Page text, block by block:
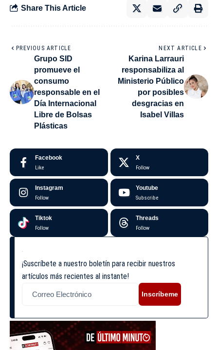
Share This Article
PREVIOUS ARTICLE
Grupo SID
promueve el
consumo
responsable en el
Día Internacional
Libre de Bolsas
Plásticas
NEXT ARTICLE
Karina Larrauri
responsabiliza al
Ministerio Público
por posibles
desgracias en
Isabel Villas
Facebook
Like
X
Follow
Instagram
Follow
Youtube
Subscribe
Tiktok
Follow
Threads
Follow
¡Suscríbete a nuestro boletín para recibir nuestros
artículos más recientes al instante!
Inscríbeme